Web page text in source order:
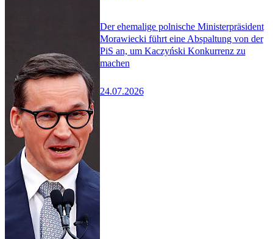
Der ehemalige polnische Ministerpräsident
Morawiecki führt eine Abspaltung von der
PiS an, um Kaczyński Konkurrenz zu
machen
24.07.2026